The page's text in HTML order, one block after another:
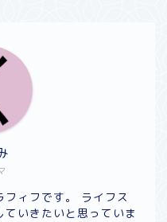
ィフです。 ライフス
いきたいと思っていま